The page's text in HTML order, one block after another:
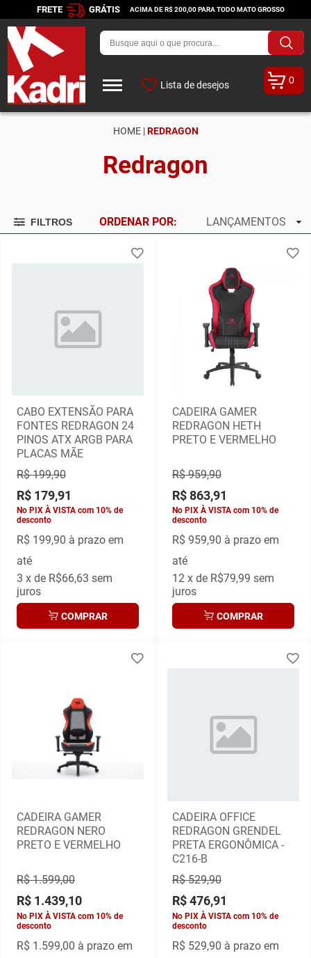
FRETE GRÁTIS ACIMA DE R$ 200,00 PARA TODO MATO GROSSO
Lista de desejos 0
HOME | REDRAGON
Redragon
FILTROS ORDENAR POR: LANÇAMENTOS
CABO EXTENSÃO PARA
FONTES REDRAGON 24
PINOS ATX ARGB PARA
PLACAS MÃE
R$ 199,90
R$ 179,91
No PIX À VISTA com 10% de
desconto
R$ 199,90 à prazo em
até
3 x de R$66,63 sem
juros
COMPRAR
CADEIRA GAMER
REDRAGON HETH
PRETO E VERMELHO
R$ 959,90
R$ 863,91
No PIX À VISTA com 10% de
desconto
R$ 959,90 à prazo em
até
12x de R$79,99 sem
juros
COMPRAR
CADEIRA GAMER
REDRAGON NERO
PRETO E VERMELHO
R$ 1.599,00
R$ 1.439,10
No PIX À VISTA com 10% de
desconto
R$ 1.599,00 à prazo em
CADEIRA OFFICE
REDRAGON GRENDEL
PRETA ERGONÔMICA -
C216-B
R$ 529,90
R$ 476,91
No PIX À VISTA com 10% de
desconto
R$ 529,90 à prazo em